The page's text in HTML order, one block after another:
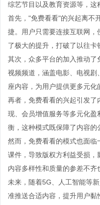
综艺节目以及教育资源等，
首先，"免费看看"的兴起离不
捷。用户只需要连接互联网
了极大的提升，打破了以往
其次，众多平台的加入推动
视频频道，涵盖电影、电视
座内容，为用户提供更多元
再者，免费看看的兴起引发
现、会员增值服务等多元化
衡，这种模式既保障了内容的
然而，免费看看的模式也面
课件，导致版权方利益受损
内容多样性和质量的参差不
未来，随着5G、人工智能等
准推送合适内容，提升用户